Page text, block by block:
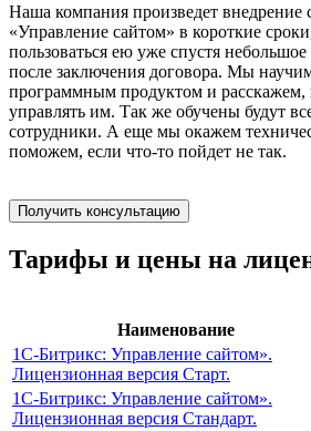
Наша компания произведет внедрение
«Управление сайтом» в короткие
пользоваться ею уже спустя
после заключения договора. Мы
программным продуктом и расскажем,
управлять им. Так же обучены будут
сотрудники. А еще мы окажем
поможем, если что-то пойдет не так.
Получить консультацию
Тарифы и цены на
Наименование
1С-Битрикс: Управление сайтом».
Лицензионная версия Старт.
1С-Битрикс: Управление сайтом».
Лицензионная версия Стандарт.